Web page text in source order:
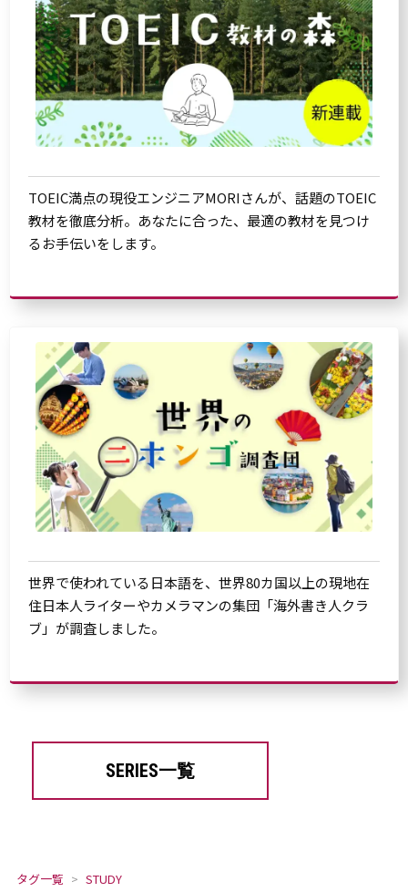
TOEIC満点の現役エンジニアMORIさんが、話題のTOEIC
教材を徹底分析。あなたに合った、最適の教材を見つけ
るお手伝いをします。
世界で使われている日本語を、世界80カ国以上の現地在
住日本人ライターやカメラマンの集団「海外書き人クラ
ブ」が調査しました。
SERIES一覧
タグ一覧
STUDY